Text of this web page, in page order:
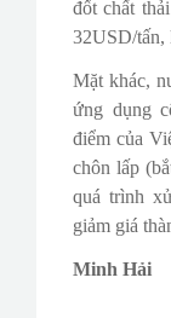
đốt chất
32USD/tấn,
Mặt khác,
ứng dụng
điểm của
chôn lấp
quá trình
giảm giá
Minh Hải